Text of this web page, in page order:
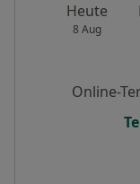
Heute
8 Aug
Online-